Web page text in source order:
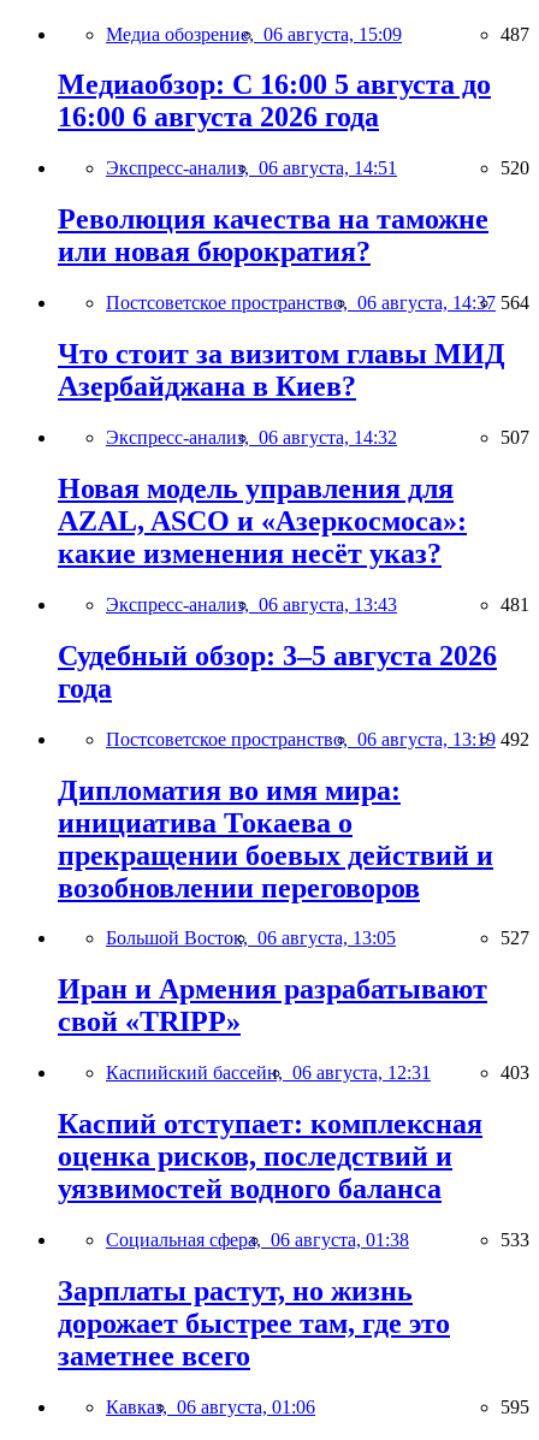
Медиа обозрение, 06 августа, 15:09 487
Медиаобзор: С 16:00 5 августа до
16:00 6 августа 2026 года
Экспресс-анализ, 06 августа, 14:51 520
Революция качества на таможне
или новая бюрократия?
Постсоветское пространство, 06 августа, 14:37 564
Что стоит за визитом главы МИД
Азербайджана в Киев?
Экспресс-анализ, 06 августа, 14:32 507
Новая модель управления для
AZAL, ASCO и «Азеркосмоса»:
какие изменения несёт указ?
Экспресс-анализ, 06 августа, 13:43 481
Судебный обзор: 3–5 августа 2026
года
Постсоветское пространство, 06 августа, 13:19 492
Дипломатия во имя мира:
инициатива Токаева о
прекращении боевых действий и
возобновлении переговоров
Большой Восток, 06 августа, 13:05 527
Иран и Армения разрабатывают
свой «TRIPP»
Каспийский бассейн, 06 августа, 12:31 403
Каспий отступает: комплексная
оценка рисков, последствий и
уязвимостей водного баланса
Социальная сфера, 06 августа, 01:38 533
Зарплаты растут, но жизнь
дорожает быстрее там, где это
заметнее всего
Кавказ, 06 августа, 01:06 595